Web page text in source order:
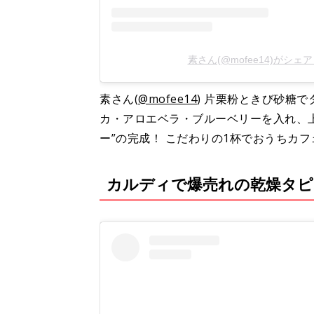
素さん(@mofee14)がシェ
素さん(@mofee14) 片栗粉ときび砂糖で
カ・アロエベラ・ブルーベリーを入れ
ー”の完成！ こだわりの1杯でおうちカ
カルディで爆売れの乾燥タ